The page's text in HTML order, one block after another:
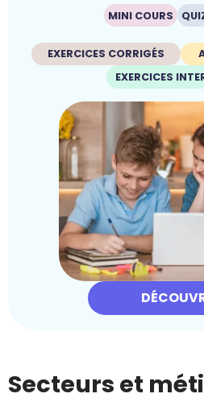
MINI COURS
EXERCICES CORRIGÉS
EXERCICES
Secteurs et